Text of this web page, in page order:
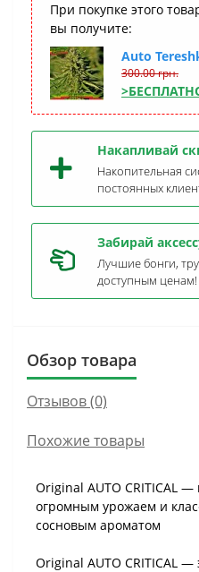
При покупке этого
вы получите:
Auto
300.00 грн.
Накапливай
Накопительная
постоянных
Забирай
Лучшие бонги,
доступным ценам!
Обзор товара
Отзывов (0)
Похожие товары
Original AUTO CRITICAL
огромным урожаем и
сосновым ароматом
Original AUTO CRITICAL